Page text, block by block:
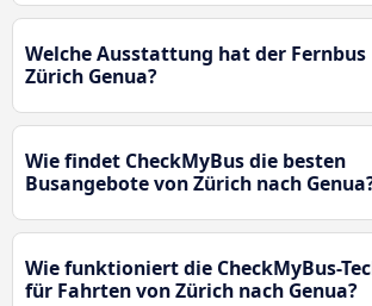
Welche Ausstattung hat der Fernbus
Zürich Genua?
Wie findet CheckMyBus die besten
Busangebote von Zürich nach
Wie funktioniert die CheckMyBus-
für Fahrten von Zürich nach Genua?